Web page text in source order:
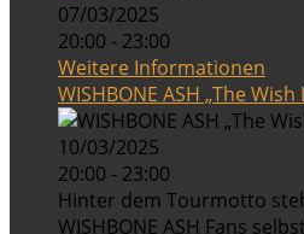
07/03/2025
20:00 - 23:00
Weitere Informationen
WISHBONE ASH „The
10/03/2025
20:00 - 23:00
Hinter dem Tourmotto
WISHBONE ASH Fans